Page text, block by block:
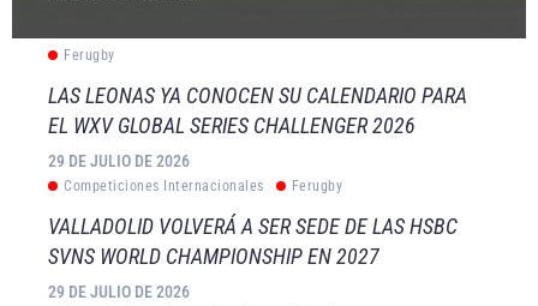
Ferugby
LAS LEONAS YA CONOCEN SU CALENDARIO PARA
EL WXV GLOBAL SERIES CHALLENGER 2026
29 DE JULIO DE 2026
Competiciones Internacionales Ferugby
VALLADOLID VOLVERÁ A SER SEDE DE LAS HSBC
SVNS WORLD CHAMPIONSHIP EN 2027
29 DE JULIO DE 2026